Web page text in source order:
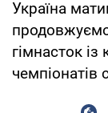
Україна
гімнасток із
чемпіонатів